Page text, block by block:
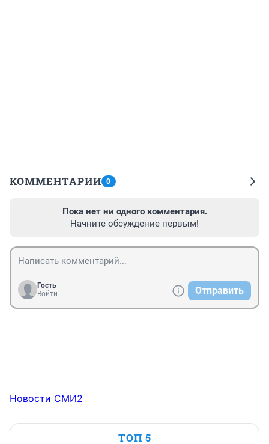
КОММЕНТАРИИ 0
Пока нет ни одного комментария.
Начните обсуждение первым!
Гость
Войти
Отправить
Новости СМИ2
ТОП 5